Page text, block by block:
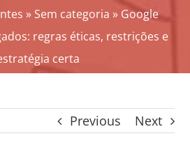
» Sem categoria » Google
regras éticas, restrições e
certa
Previous Next